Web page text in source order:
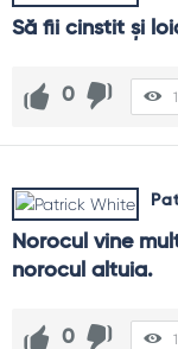
Să fii cinstit şi
0
Norocul vine
norocul altuia.
0